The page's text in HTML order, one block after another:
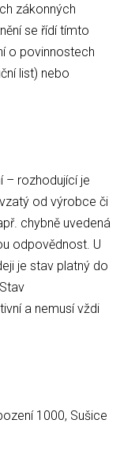
zákonných
se řídí tímto
o povinnostech
list) nebo
– rozhodující je
od výrobce či
chybně uvedená
odpovědnost. U
je stav platný do
a nemusí vždi
1000, Sušice